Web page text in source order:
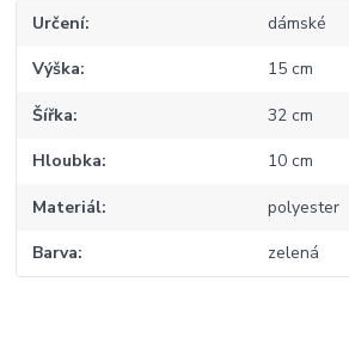
Určení dámské
Výška 15 cm
Šířka 32 cm
Hloubka 10 cm
Materiál polyester
Barva zelená